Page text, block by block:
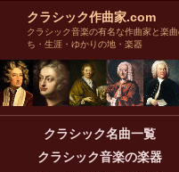
クラシック作曲家.com
クラシック音楽の有名な作曲家と楽
ち・生涯・ゆかりの地・楽器
クラシック名曲一覧
クラシック音楽の楽器